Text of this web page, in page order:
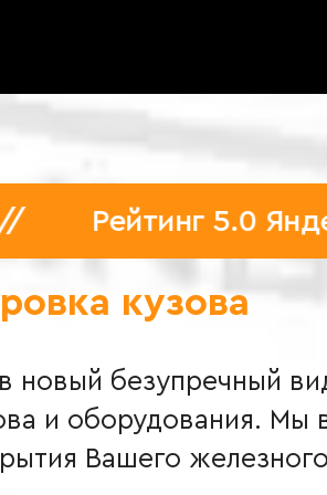
//
кузова
новый безупречный
и оборудования.
Вашего